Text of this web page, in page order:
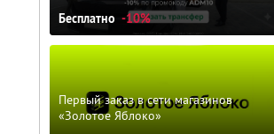
Бесплатно -10%
Первый заказ в сети магазинов
«Золотое Яблоко»